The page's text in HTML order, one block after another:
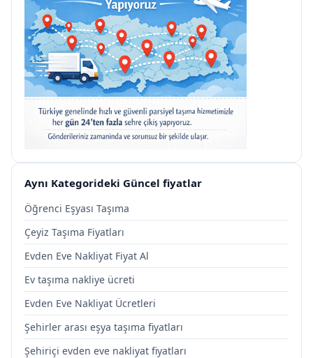
Aynı Kategorideki Güncel fiyatlar
Öğrenci Eşyası Taşıma
Çeyiz Taşıma Fiyatları
Evden Eve Nakliyat Fiyat Al
Ev taşıma nakliye ücreti
Evden Eve Nakliyat Ücretleri
Şehirler arası eşya taşıma fiyatları
Şehiriçi evden eve nakliyat fiyatları